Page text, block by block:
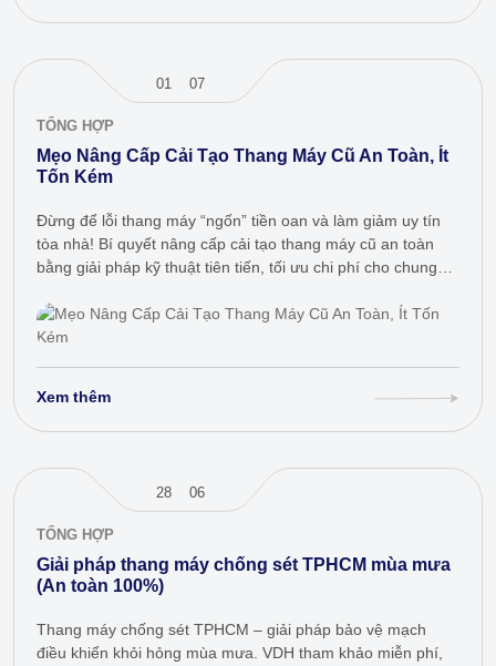
01 07
TỔNG HỢP
Mẹo Nâng Cấp Cải Tạo Thang Máy Cũ An Toàn, Ít
Tốn Kém
Đừng để lỗi thang máy “ngốn” tiền oan và làm giảm uy tín
tòa nhà! Bí quyết nâng cấp cải tạo thang máy cũ an toàn
bằng giải pháp kỹ thuật tiên tiến, tối ưu chi phí cho chung
Xem thêm
28 06
TỔNG HỢP
Giải pháp thang máy chống sét TPHCM mùa mưa
(An toàn 100%)
Thang máy chống sét TPHCM – giải pháp bảo vệ mạch
điều khiển khỏi hỏng mùa mưa. VDH tham khảo miễn phí,